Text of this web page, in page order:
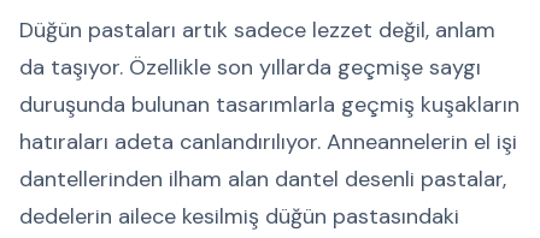
Düğün pastaları artık sadece lezzet değil, anlam
da taşıyor. Özellikle son yıllarda geçmişe saygı
duruşunda bulunan tasarımlarla geçmiş kuşakların
hatıraları adeta canlandırılıyor. Anneannelerin el işi
dantellerinden ilham alan dantel desenli pastalar,
dedelerin ailece kesilmiş düğün pastasındaki